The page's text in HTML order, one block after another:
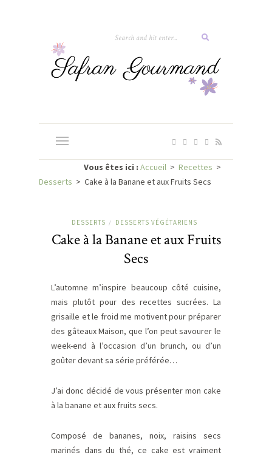
Vous êtes ici : Accueil >Recettes >
Desserts > Cake à la Banane et aux Fruits Secs
DESSERTS / DESSERTS VÉGÉTARIENS
Cake à la Banane et aux Fruits
Secs
L’automne m’inspire beaucoup côté cuisine,
mais plutôt pour des recettes sucrées. La
grisaille et le froid me motivent pour préparer
des gâteaux Maison, que l’on peut savourer le
week-end à l’occasion d’un brunch, ou d’un
goûter devant sa série préférée…
J’ai donc décidé de vous présenter mon cake
à la banane et aux fruits secs.
Composé de bananes, noix, raisins secs
marinés dans du thé, ce cake est vraiment